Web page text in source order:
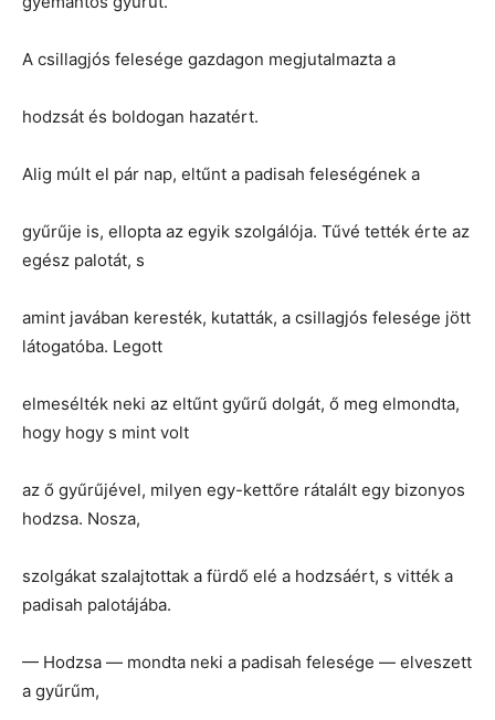
A csillagjós felesége gazdagon megjutalmazta a
hodzsát és boldogan hazatért.
Alig múlt el pár nap, eltűnt a padisah feleségének a
gyűrűje is, ellopta az egyik szolgálója. Tűvé tették érte az
egész palotát, s
amint javában keresték, kutatták, a csillagjós felesége jött
látogatóba. Legott
elmesélték neki az eltűnt gyűrű dolgát, ő meg elmondta,
hogy hogy s mint volt
az ő gyűrűjével, milyen egy-kettőre rátalált egy bizonyos
hodzsa. Nosza,
szolgákat szalajtottak a fürdő elé a hodzsáért, s vitték a
padisah palotájába.
— Hodzsa — mondta neki a padisah felesége — elveszett
a gyűrűm,